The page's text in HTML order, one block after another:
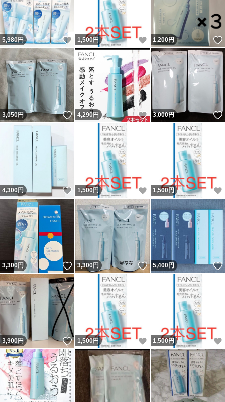
5,980円 いいね！
1,500円 いいね！
1,200円
3,050円 いいね！
4,290円 いいね！
3,000円
4,300円 いいね！
1,500円 いいね！
1,500円
3,300円 いいね！
3,300円 いいね！
5,400円
3,900円 いいね！
1,500円 いいね！
1,500円